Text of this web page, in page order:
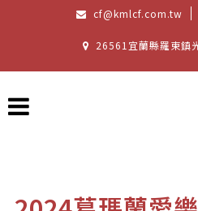
cf@kmlcf.com.tw
26561宜蘭縣羅東鎮